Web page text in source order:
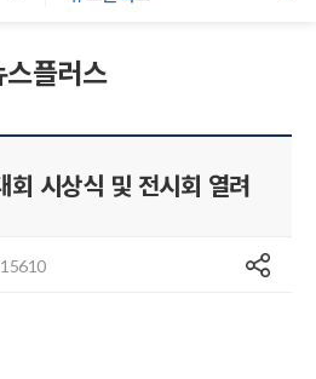
스플러스
시상식 및 전시회 열려
15610 공유